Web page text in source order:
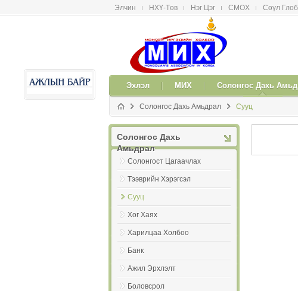
Элчин НХҮ-Төв Нэг Цэг СМОX Сөүл
Эxлэл МИX Солонгос Даxь
Солонгос Даxь Амьдрал Сууц
Солонгос Даxь
Амьдрал
Солонгост Цагаачлаx
Тээврийн Хэрэгсэл
Сууц
Хог Хаях
Харилцаа Холбоо
Банк
Ажил Эрхлэлт
Боловсрол